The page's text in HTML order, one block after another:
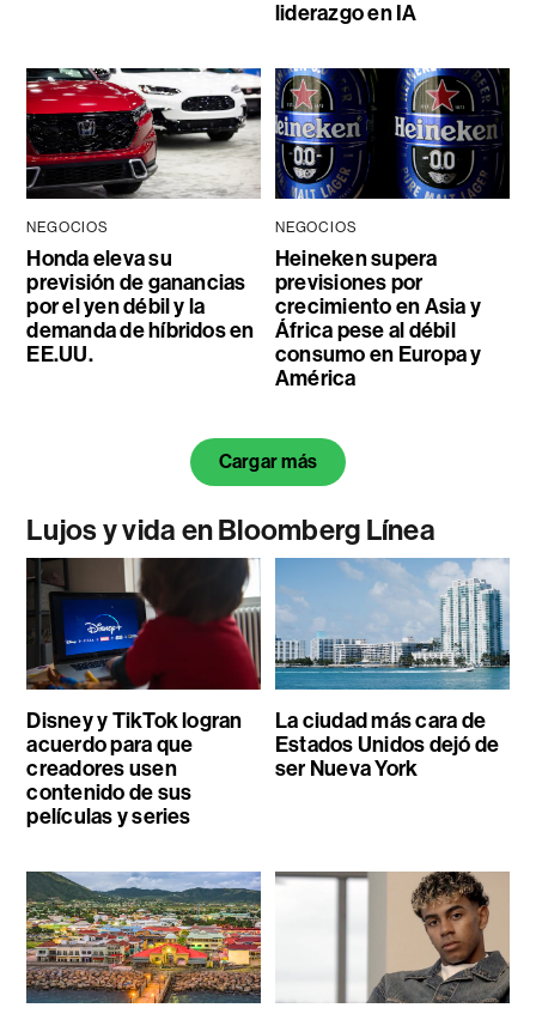
liderazgo en IA
NEGOCIOS
Honda eleva su
previsión de ganancias
por el yen débil y la
demanda de híbridos en
EE.UU.
NEGOCIOS
Heineken supera
previsiones por
crecimiento en Asia y
África pese al débil
consumo en Europa y
América
Cargar más
Lujos y vida en Bloomberg Línea
Disney y TikTok logran
acuerdo para que
creadores usen
contenido de sus
películas y series
La ciudad más cara de
Estados Unidos dejó de
ser Nueva York